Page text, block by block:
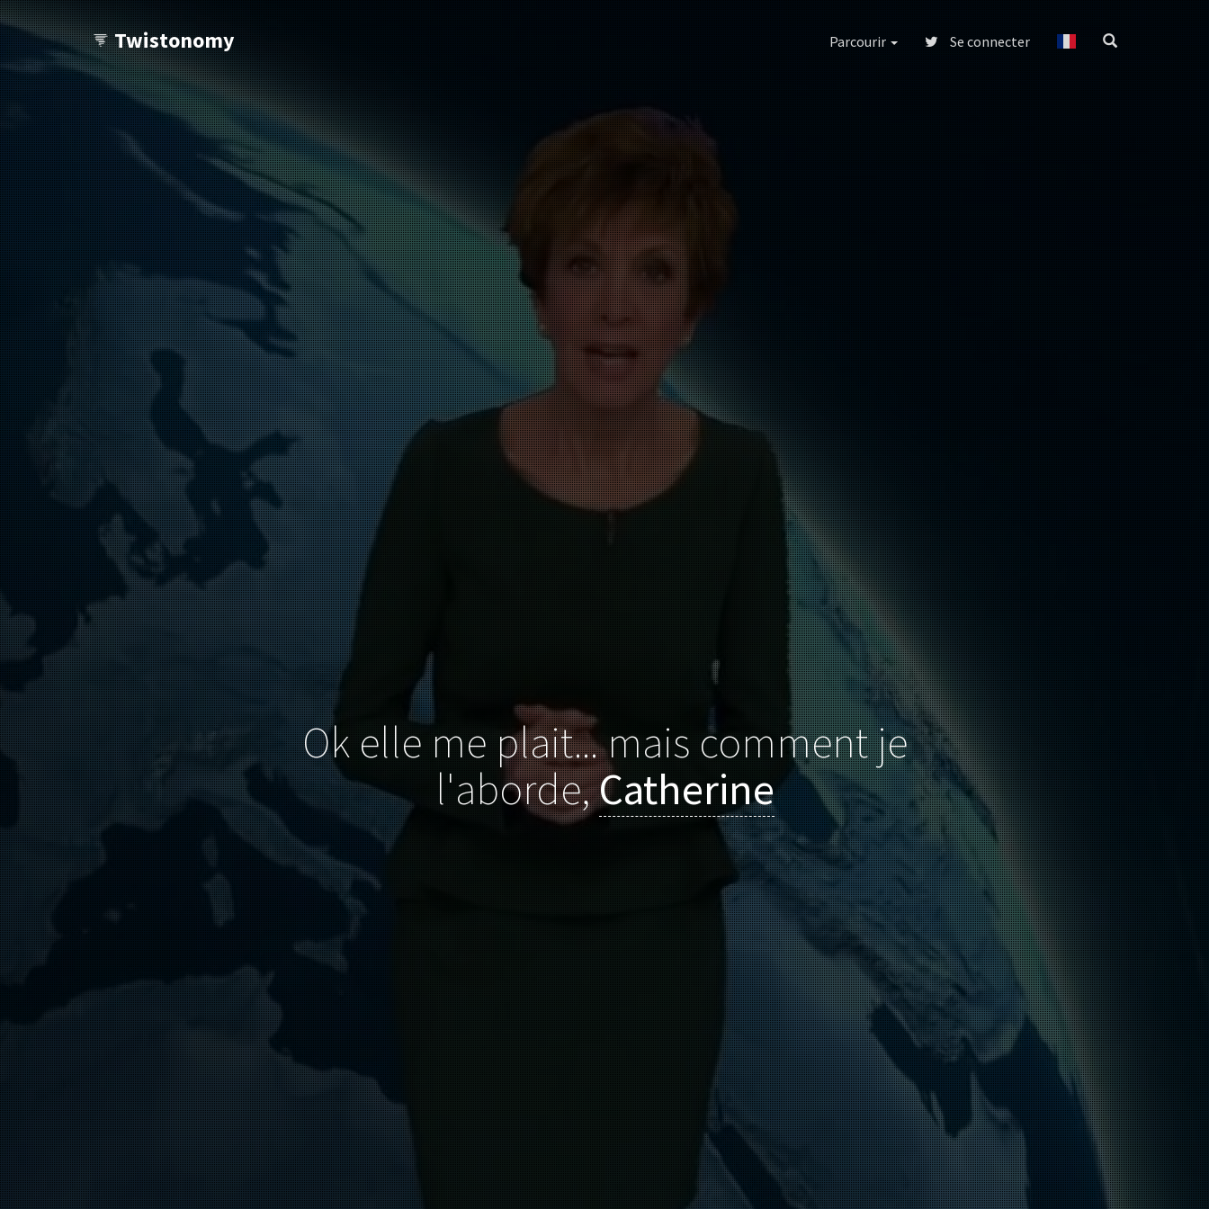
Twistonomy
Tu veux voir d'autres Twists ?
Parcourir Se connecter
Ok elle me plait... mais comment je
l'aborde,Catherine